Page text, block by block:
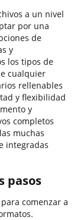
a un nivel
por una
de
y
los tipos de
cualquier
rellenables
y flexibilidad
y
completos
muchas
integradas
pasos
comenzar a